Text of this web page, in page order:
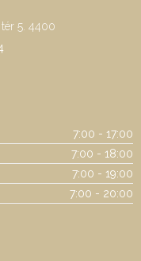
5. 4400
7:00 - 17:00
7:00 - 18:00
7:00 - 19:00
7:00 - 20:00